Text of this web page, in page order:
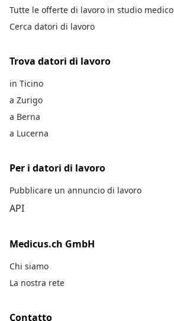
Tutte le offerte di lavoro in studio medico
Cerca datori di lavoro
Trova datori di lavoro
in Ticino
a Zurigo
a Berna
a Lucerna
Per i datori di lavoro
Pubblicare un annuncio di lavoro
API
Medicus.ch GmbH
Chi siamo
La nostra rete
Contatto